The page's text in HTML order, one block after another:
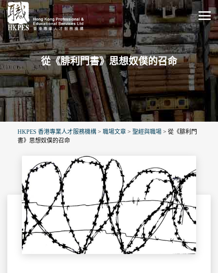
從《腓利門書》思想奴僕的召命
HKPES 香港專業人才服務機構 > 職場文章 > 聖經與職場 > 從《腓利門
書》思想奴僕的召命